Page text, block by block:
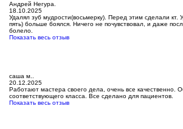
Андрей Негура.
18.10.2025
Удалял зуб мудрости(восьмерку). Перед этим сделали кт.
пять) больше боялся. Ничего не почувствовал, и даже
болело.
Показать весь отзыв
саша м..
20.12.2025
Работают мастера своего дела, очень все качественно.
соответствующего класса. Все сделано для пациентов.
Показать весь отзыв